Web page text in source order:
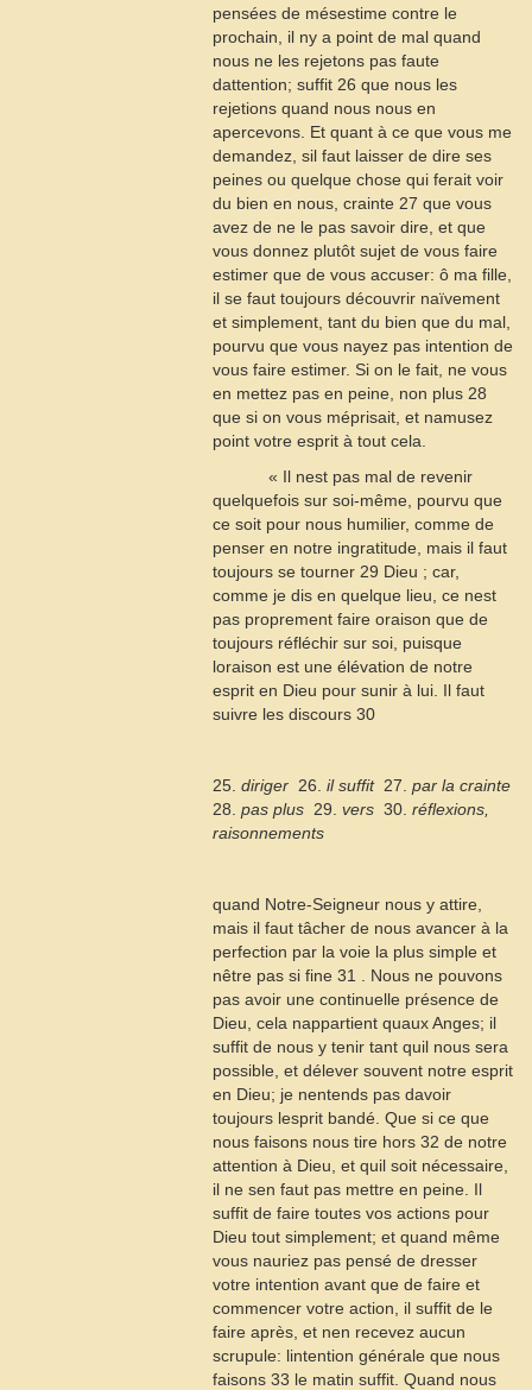
pensées de mésestime contre le
prochain, il ny a point de mal quand
nous ne les rejetons pas faute
dattention; suffit 26 que nous les
rejetions quand nous nous en
apercevons. Et quant à ce que vous me
demandez, sil faut laisser de dire ses
peines ou quelque chose qui ferait voir
du bien en nous, crainte 27 que vous
avez de ne le pas savoir dire, et que
vous donnez plutôt sujet de vous faire
estimer que de vous accuser: ô ma fille,
il se faut toujours découvrir naïvement
et simplement, tant du bien que du mal,
pourvu que vous nayez pas intention de
vous faire estimer. Si on le fait, ne vous
en mettez pas en peine, non plus 28
que si on vous méprisait, et namusez
point votre esprit à tout cela.
« Il nest pas mal de revenir
quelquefois sur soi-même, pourvu que
ce soit pour nous humilier, comme de
penser en notre ingratitude, mais il faut
toujours se tourner 29 Dieu ; car,
comme je dis en quelque lieu, ce nest
pas proprement faire oraison que de
toujours réfléchir sur soi, puisque
loraison est une élévation de notre
esprit en Dieu pour sunir à lui. Il faut
suivre les discours 30
25. diriger  26. il suffit 27. par la crainte
28. pas plus  29. vers  30. réflexions,
raisonnements
quand Notre-Seigneur nous y attire,
mais il faut tâcher de nous avancer à la
perfection par la voie la plus simple et
nêtre pas si fine 31
. Nous ne pouvons
pas avoir une continuelle présence de
Dieu, cela nappartient quaux Anges; il
suffit de nous y tenir tant quil nous sera
possible, et délever souvent notre esprit
en Dieu; je nentends pas davoir
toujours lesprit bandé. Que si ce que
nous faisons nous tire hors 32 de notre
attention à Dieu, et quil soit nécessaire,
il ne sen faut pas mettre en peine. Il
suffit de faire toutes vos actions pour
Dieu tout simplement; et quand même
vous nauriez pas pensé de dresser
votre intention avant que de faire et
commencer votre action, il suffit de le
faire après, et nen recevez aucun
scrupule: lintention générale que nous
faisons 33 le matin suffit. Quand nous